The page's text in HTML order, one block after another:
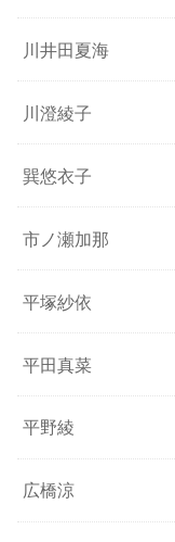
川井田夏海
川澄綾子
巽悠衣子
市ノ瀬加那
平塚紗依
平田真菜
平野綾
広橋涼